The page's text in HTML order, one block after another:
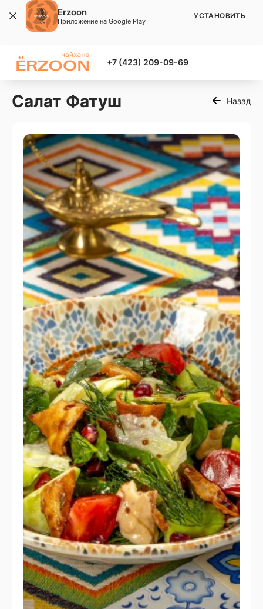
+7 (423) 209-09-69
Салат Фатуш Назад
Erzoon
Приложение на Google Play
УСТАНОВИТЬ